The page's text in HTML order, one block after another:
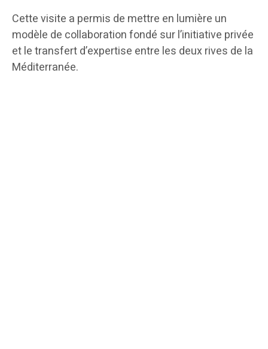
Cette visite a permis de mettre en lumière un
modèle de collaboration fondé sur l’initiative privée
et le transfert d’expertise entre les deux rives de la
Méditerranée.